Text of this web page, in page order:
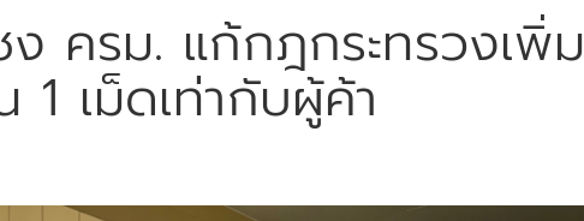
ครม. แก้กฎกระทรวงเพิ่ม
1 เม็ดเท่ากับผู้ค้า